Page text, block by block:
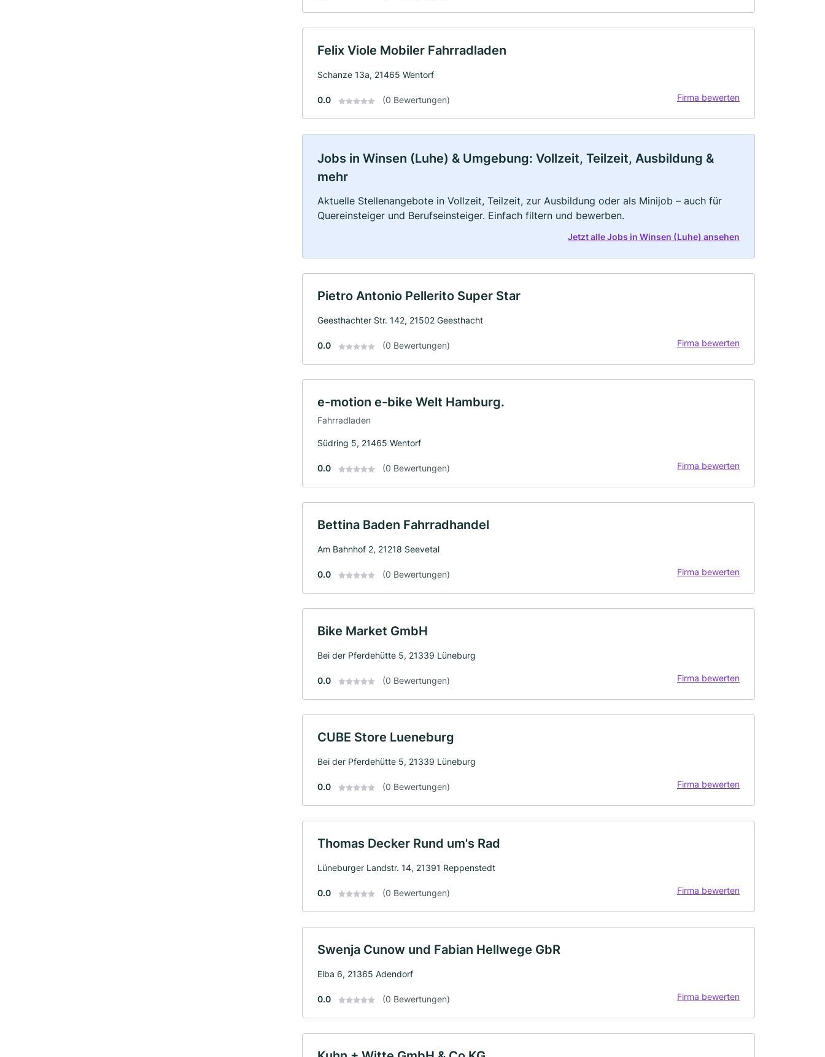
Felix Viole Mobiler Fahrradladen
Schanze 13a, 21465 Wentorf
0.0 (0 Bewertungen) Firma bewerten
Jobs in Winsen (Luhe) & Umgebung: Vollzeit, Teilzeit, Ausbildung &
mehr
Aktuelle Stellenangebote in Vollzeit, Teilzeit, zur Ausbildung oder als Minijob – auch für
Quereinsteiger und Berufseinsteiger. Einfach filtern und bewerben.
Jetzt alle Jobs in Winsen (Luhe) ansehen
Pietro Antonio Pellerito Super Star
Geesthachter Str. 142, 21502 Geesthacht
0.0 (0 Bewertungen) Firma bewerten
e-motion e-bike Welt Hamburg.
Fahrradladen
Südring 5, 21465 Wentorf
0.0 (0 Bewertungen) Firma bewerten
Bettina Baden Fahrradhandel
Am Bahnhof 2, 21218 Seevetal
0.0 (0 Bewertungen) Firma bewerten
Bike Market GmbH
Bei der Pferdehütte 5, 21339 Lüneburg
0.0 (0 Bewertungen) Firma bewerten
CUBE Store Lueneburg
Bei der Pferdehütte 5, 21339 Lüneburg
0.0 (0 Bewertungen) Firma bewerten
Thomas Decker Rund um's Rad
Lüneburger Landstr. 14, 21391 Reppenstedt
0.0 (0 Bewertungen) Firma bewerten
Swenja Cunow und Fabian Hellwege GbR
Elba 6, 21365 Adendorf
0.0 (0 Bewertungen) Firma bewerten